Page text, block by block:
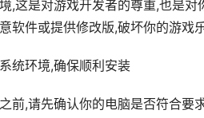
,这是对游戏开发者的尊重,也是
软件或提供修改版,破坏你的游戏乐
统环境,确保顺利安装
前,请先确认你的电脑是否符合要